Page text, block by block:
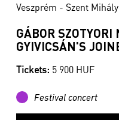
Veszprém - Szent
GÁBOR SZOTYORI
GYIVICSÁN'S
Tickets: 5 900 HUF
Festival concert